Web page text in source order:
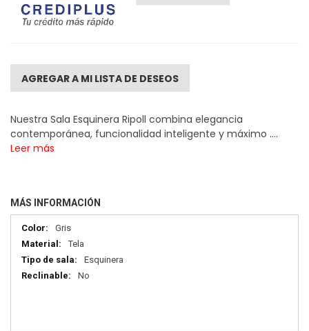
AGREGAR A MI LISTA DE DESEOS
Nuestra Sala Esquinera Ripoll combina elegancia
contemporánea, funcionalidad inteligente y máximo ....
Leer más
MÁS INFORMACIÓN
Más
información
Gris
Tela
Esquinera
No